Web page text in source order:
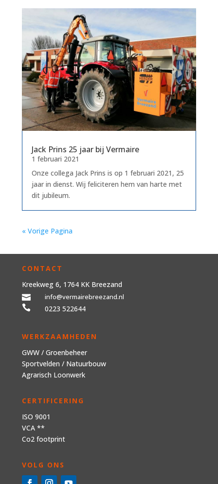
Jack Prins 25 jaar bij Vermaire
1 februari 2021
Onze collega Jack Prins is op 1 februari 2021, 25
jaar in dienst. Wij feliciteren hem van harte met
dit jubileum.
« Vorige Pagina
CONTACT
Kreekweg 6, 1764 KK Breezand

info@vermairebreezand.nl

0223 522644
WERKZAAMHEDEN
GWW/ Groenbeheer
Sportvelden / Natuurbouw
Agrarisch Loonwerk
CERTIFICERING
ISO 9001
VCA **
Co2 footprint
VOLG ONS